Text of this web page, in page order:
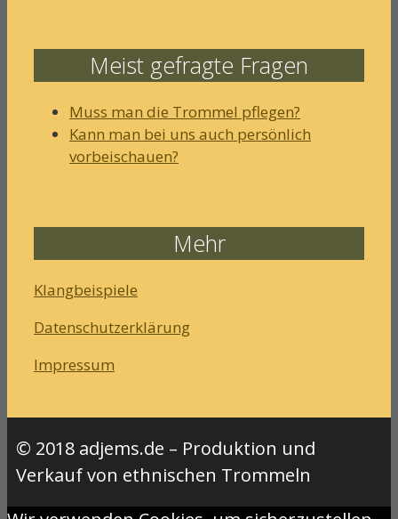
Meist gefragte Fragen
Muss man die Trommel pflegen?
Kann man bei uns auch persönlich
vorbeischauen?
Mehr
Klangbeispiele
Datenschutzerklärung
Impressum
© 2018 adjems.de – Produktion und
Verkauf von ethnischen Trommeln